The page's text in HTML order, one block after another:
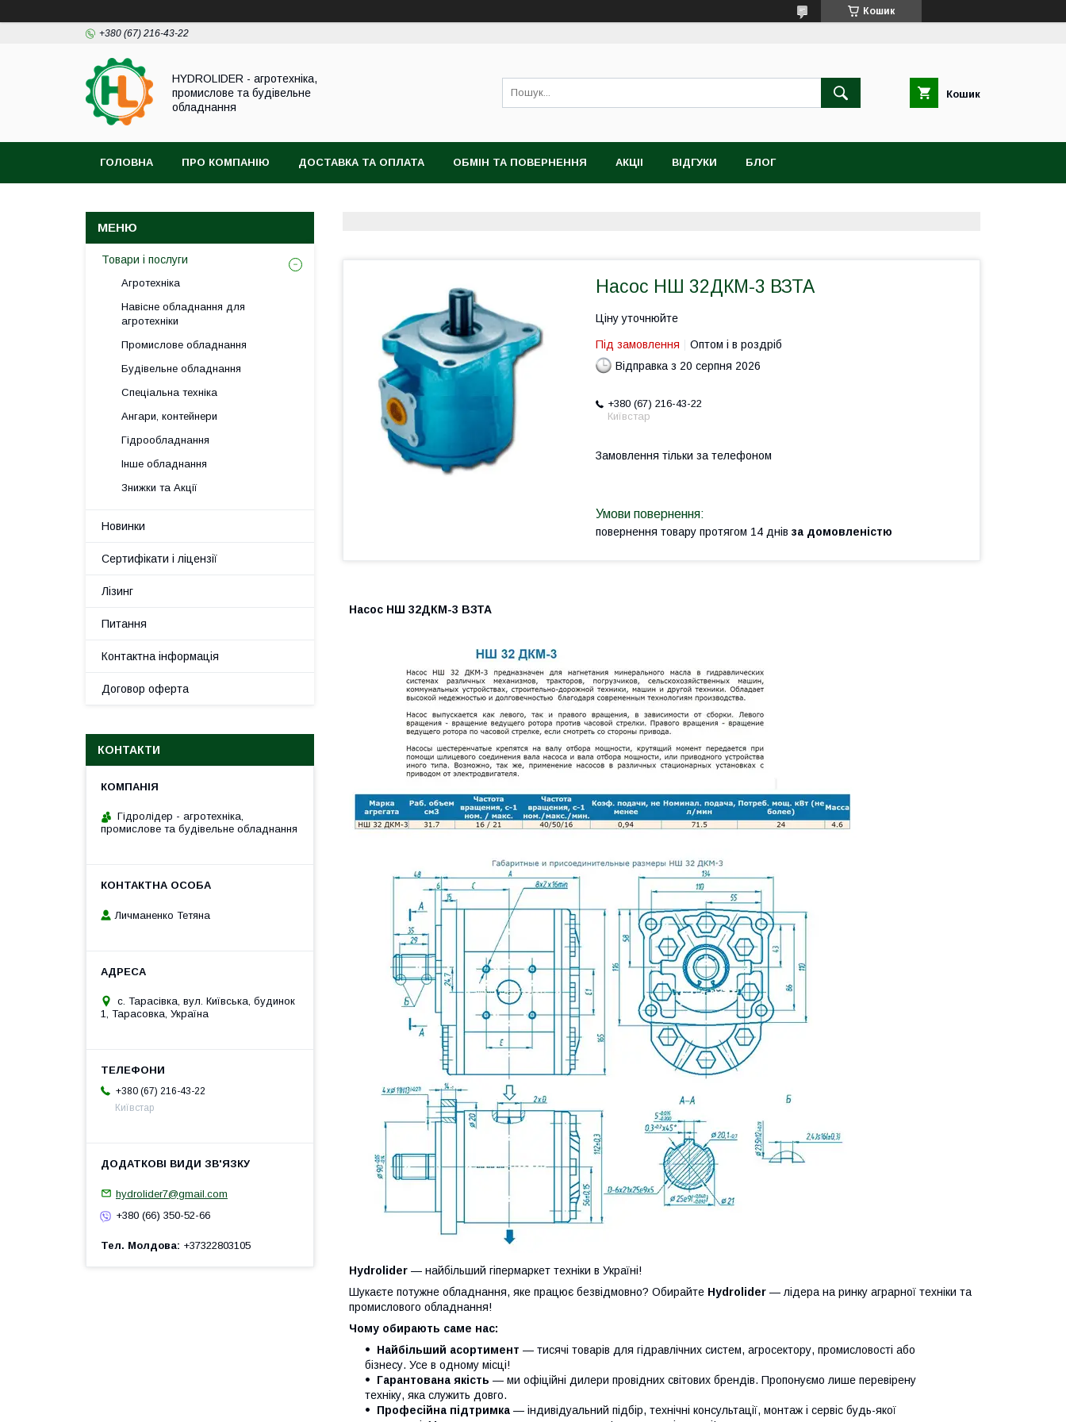
Кошик
+380 (67) 216-43-22
HYDROLIDER - агротехніка,
промислове та будівельне
обладнання
Кошик
ГОЛОВНА ПРО КОМПАНІЮ ДОСТАВКА ТА ОПЛАТА ОБМІН ТА ПОВЕРНЕННЯ АКЦІІ ВІДГУКИ БЛОГ
Насос НШ 32ДКМ-3 ВЗТА
Ціну уточнюйте
Під замовлення
Оптом і в роздріб
Відправка з 20 серпня 2026
+380 (67) 216-43-22
Київстар
Замовлення тільки за телефоном
повернення товару протягом 14 днів за домовленістю
Насос НШ 32ДКМ-3 ВЗТА
Hydrolider — найбільший гіпермаркет техніки в Україні!
Шукаєте потужне обладнання, яке працює безвідмовно? Обирайте Hydrolider — лідера на ринку аграрної техніки та
промислового обладнання!
Чому обирають саме нас:
Найбільший асортимент — тисячі товарів для гідравлічних систем, агросектору, промисловості або
бізнесу. Усе в одному місці!
Гарантована якість — ми офіційні дилери провідних світових брендів. Пропонуємо лише перевірену
техніку, яка служить довго.
Професійна підтримка — індивідуальний підбір, технічні консультації, монтаж і сервіс будь-якої
Товари і послуги
Агротехніка
Навісне обладнання для
агротехніки
Промислове обладнання
Будівельне обладнання
Спеціальна техніка
Ангари, контейнери
Гідрообладнання
Інше обладнання
Знижки та Акції
Новинки
Сертифікати і ліцензії
Лізинг
Питання
Контактна інформація
Договор оферта
КОНТАКТИ
Гідролідер - агротехніка,
промислове та будівельне обладнання
Личманенко Тетяна
с. Тарасівка, вул. Київська, будинок
1, Тарасовка, Україна
+380 (67) 216-43-22
Київстар
hydrolider7@gmail.com
+380 (66) 350-52-66
Тел. Молдова +37322803105